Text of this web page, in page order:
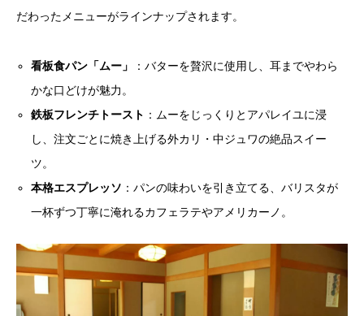
だわったメニューがラインナップされます。
看板食パン「ムー」
：バターを贅沢に使用し、耳までやわら
かな口どけが魅力。
鉄板フレンチトースト ：ムーをじっくりとアパレイユに浸
し、注文ごとに焼き上げる外カリ・中ジュワの絶品スイー
ツ。
本格エスプレッソ ：パンの味わいを引き立てる、バリスタが
一杯ずつ丁寧に淹れるカフェラテやアメリカーノ。